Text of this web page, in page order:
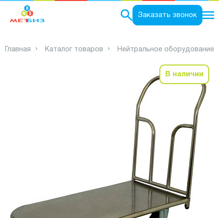
Заказать звонок
Главная Каталог товаров Нейтральное оборудование
В наличии